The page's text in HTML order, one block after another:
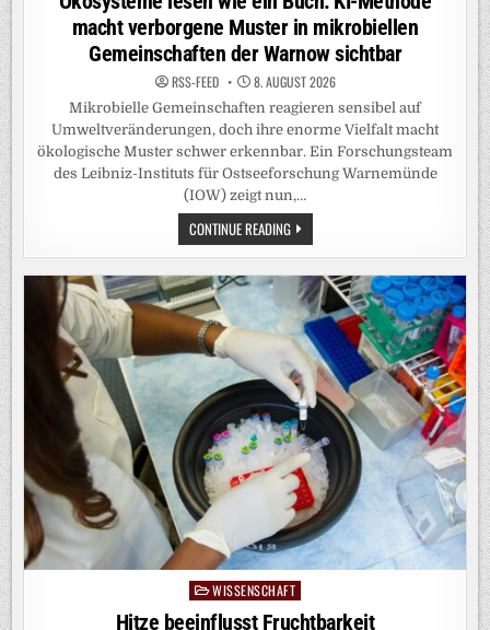
macht verborgene Muster in mikrobiellen
Gemeinschaften der Warnow sichtbar
RSS-FEED 8. AUGUST 2026
Mikrobielle Gemeinschaften reagieren sensibel auf
Umweltveränderungen, doch ihre enorme Vielfalt macht
ökologische Muster schwer erkennbar. Ein Forschungsteam
des Leibniz-Instituts für Ostseeforschung Warnemünde
(IOW) zeigt nun,…
CONTINUE READINGÖKOSYSTEME
LESEN
WIE
EIN
BUCH:
KI-
METHODE
MACHT
VERBORGENE
MUSTER
IN
MIKROBIELLEN
GEMEINSCHAFTEN
DER
WARNOW
SICHTBAR
Posted
in
WISSENSCHAFT
Hitze beeinflusst Fruchtbarkeit